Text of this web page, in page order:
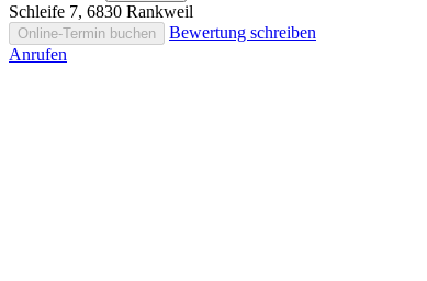
Schleife 7, 6830 Rankweil
Online-Termin buchen
Bewertung schreiben
Anrufen